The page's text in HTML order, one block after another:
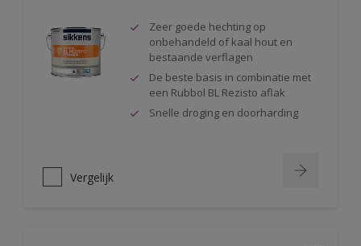
Zeer goede hechting op
onbehandeld of kaal hout en
bestaande verflagen
De beste basis in combinatie met
een Rubbol BL Rezisto aflak
Snelle droging en doorharding
Vergelijk